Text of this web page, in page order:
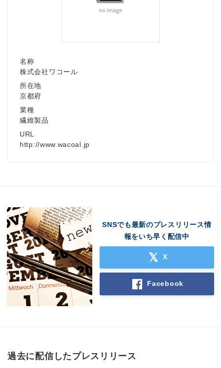
名称
株式会社ワコール
所在地
京都府
業種
繊維製品
URL
http://www.wacoal.jp
SNSでも最新のプレスリリース情
報をいち早く配信中
X
Facebook
過去に配信したプレスリリース